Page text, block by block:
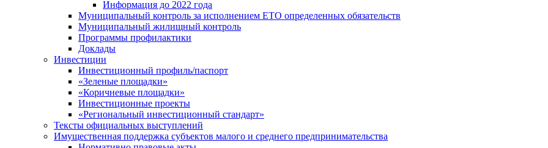
Информация до 2022 года
Муниципальный контроль за исполнением ЕТО определенных обязательств
Муниципальный жилищный контроль
Программы профилактики
Доклады
Инвестиции
Инвестиционный профиль/паспорт
«Зеленые площадки»
«Коричневые площадки»
Инвестиционные проекты
«Региональный инвестиционный стандарт»
Тексты официальных выступлений
Имущественная поддержка субъектов малого и среднего предпринимательства